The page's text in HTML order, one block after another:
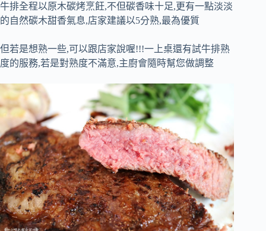
牛排全程以原木碳烤烹飪,不但碳香味十足,更有一點淡淡
的自然碳木甜香氣息,店家建議以5分熟,最為優質
但若是想熟一些,可以跟店家說喔!!!一上桌還有試牛排熟
度的服務,若是對熟度不滿意,主廚會隨時幫您做調整